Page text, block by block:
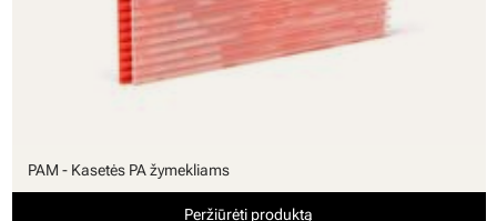
PAM - Kasetės PA žymekliams
Peržiūrėti produktą